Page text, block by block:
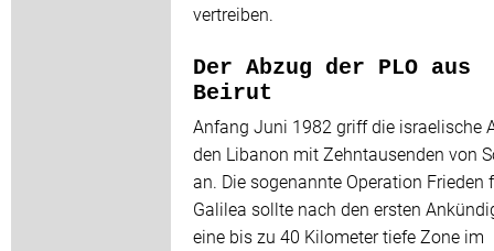
vertreiben.
Der Abzug der PLO aus
Beirut
Anfang Juni 1982 griff die israelische
den Libanon mit Zehntausenden von
an. Die sogenannte Operation Frieden
Galilea sollte nach den ersten
eine bis zu 40 Kilometer tiefe Zone im